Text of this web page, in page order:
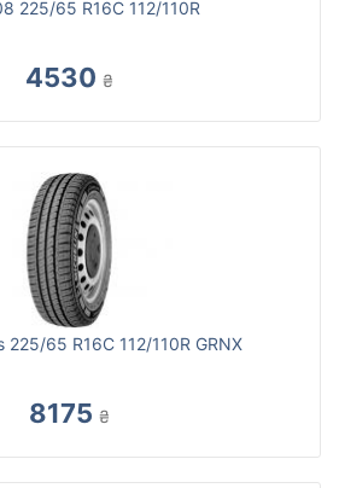
225/65 R16C 112/110R
4530 ₴
225/65 R16C 112/110R GRNX
8175 ₴